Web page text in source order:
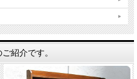
紹介です。